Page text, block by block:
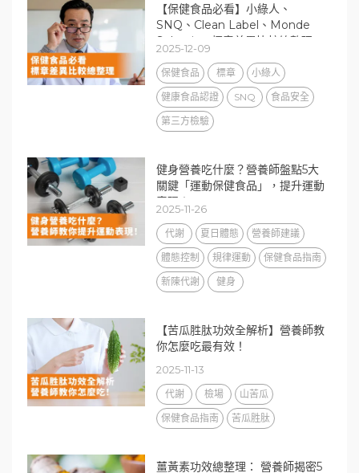
【保健食品必看】小綠人、
SNQ、Clean Label、Monde
Selection 標章差異比較總整理
2025-12-09
保健食品 標章
小綠人
健康食品認證
SNQ
食品安全
第三方檢驗
健身營養吃什麼？營養師盤點5大
關鍵「運動保健食品」，提升運動
表現！
2025-11-26
代謝 夏日體態
營養師建議
體態控制
規律運動
保健食品指南
新陳代謝
健身
【苦瓜胜肽功效全解析】營養師教
你怎麼吃最有效！
2025-11-13
代謝 檢場
山苦瓜
保健食品指南
苦瓜胜肽
薑黃素功效總整理： 營養師揭密5